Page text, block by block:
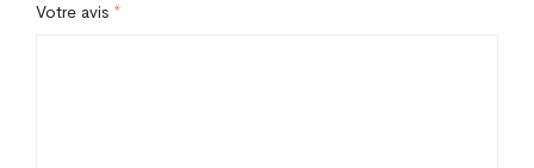
Votre avis *